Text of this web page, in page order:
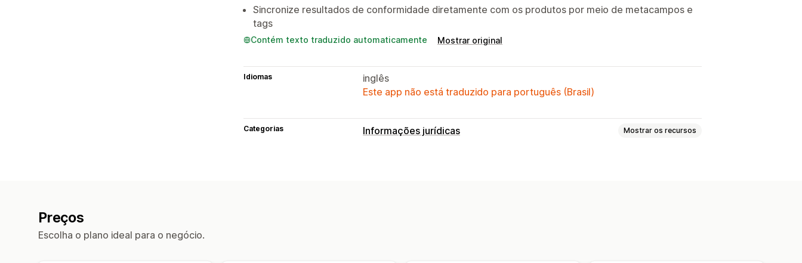
Sincronize resultados de conformidade diretamente com os produtos por meio de metacampos e
tags
Contém texto traduzido automaticamente Mostrar original
Idiomas
inglês
Este app não está traduzido para português (Brasil)
Categorias Informações jurídicas Mostrar os recursos
Preços
Escolha o plano ideal para o negócio.